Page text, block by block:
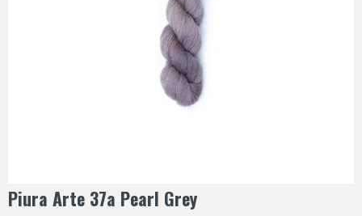
Piura Arte 37a Pearl Grey